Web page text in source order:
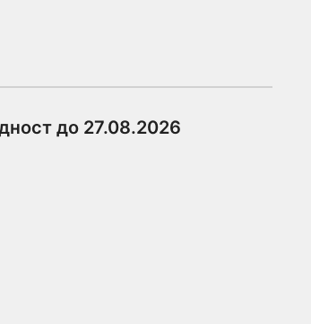
до 27.08.2026